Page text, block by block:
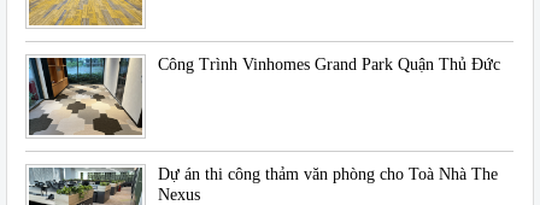
Công Trình Vinhomes Grand Park Quận Thủ Đức
Dự án thi công thảm văn phòng cho Toà Nhà The
Nexus